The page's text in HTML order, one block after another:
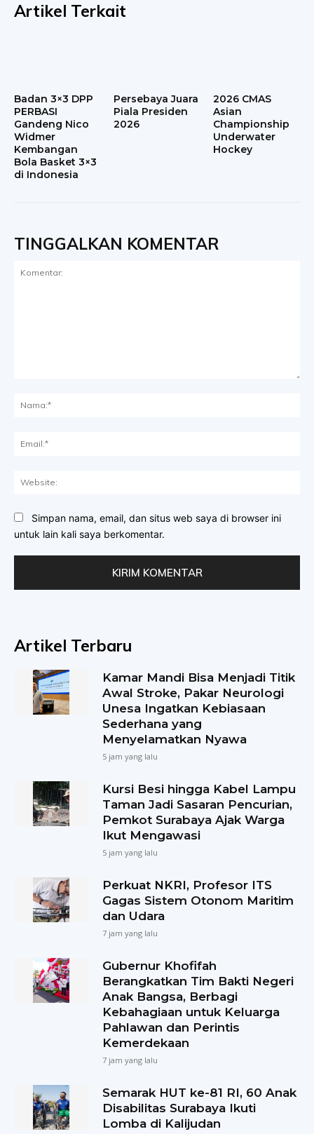
Artikel Terkait
Badan 3×3 DPP
PERBASI
Gandeng Nico
Widmer
Kembangan
Bola Basket 3×3
di Indonesia
Persebaya Juara
Piala Presiden
2026
2026 CMAS
Asian
Championship
Underwater
Hockey
TINGGALKAN KOMENTAR
Simpan nama, email, dan situs web saya di browser ini
untuk lain kali saya berkomentar.
Artikel Terbaru
Kamar Mandi Bisa Menjadi Titik
Awal Stroke, Pakar Neurologi
Unesa Ingatkan Kebiasaan
Sederhana yang
Menyelamatkan Nyawa
5 jam yang lalu
Kursi Besi hingga Kabel Lampu
Taman Jadi Sasaran Pencurian,
Pemkot Surabaya Ajak Warga
Ikut Mengawasi
5 jam yang lalu
Perkuat NKRI, Profesor ITS
Gagas Sistem Otonom Maritim
dan Udara
7 jam yang lalu
Gubernur Khofifah
Berangkatkan Tim Bakti Negeri
Anak Bangsa, Berbagi
Kebahagiaan untuk Keluarga
Pahlawan dan Perintis
Kemerdekaan
7 jam yang lalu
Semarak HUT ke-81 RI, 60 Anak
Disabilitas Surabaya Ikuti
Lomba di Kalijudan